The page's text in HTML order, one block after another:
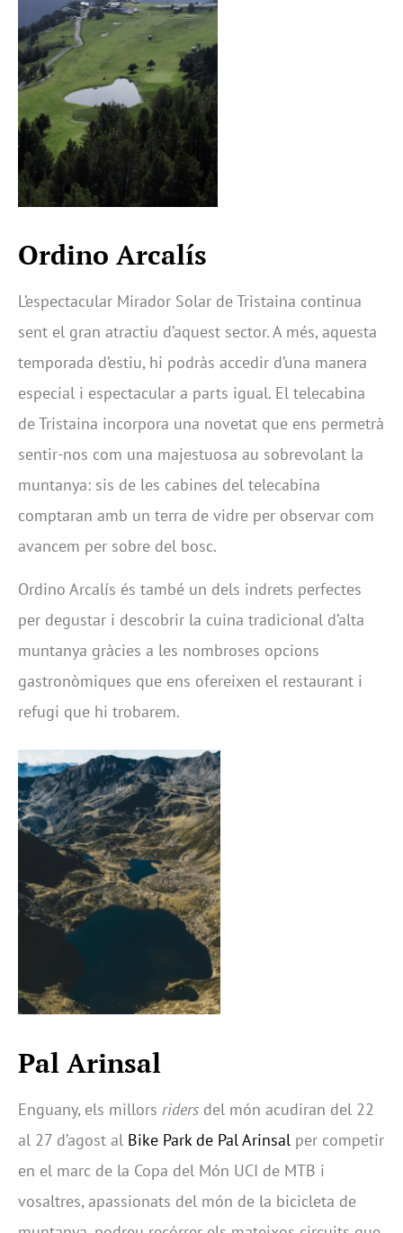
Ordino Arcalís
L’espectacular Mirador Solar de Tristaina continua
sent el gran atractiu d’aquest sector. A més, aquesta
temporada d’estiu, hi podràs accedir d’una manera
especial i espectacular a parts igual. El telecabina
de Tristaina incorpora una novetat que ens permetrà
sentir-nos com una majestuosa au sobrevolant la
muntanya: sis de les cabines del telecabina
comptaran amb un terra de vidre per observar com
avancem per sobre del bosc.
Ordino Arcalís és també un dels indrets perfectes
per degustar i descobrir la cuina tradicional d’alta
muntanya gràcies a les nombroses opcions
gastronòmiques que ens ofereixen el restaurant i
refugi que hi trobarem.
Pal Arinsal
Enguany, els millors riders del món acudiran del 22
al 27 d’agost al Bike Park de Pal Arinsal per competir
en el marc de la Copa del Món UCI de MTB i
vosaltres, apassionats del món de la bicicleta de